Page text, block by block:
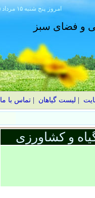
۱۴۰۵ پنج شنبه ۱۵ مرداد امروز
و فضای سبز
لیست گیاهان |تماس با ما
و کشاورزی